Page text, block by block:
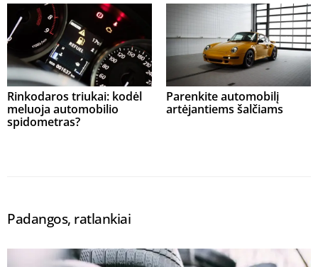
Rinkodaros triukai: kodėl
meluoja automobilio
spidometras?
Parenkite automobilį
artėjantiems šalčiams
Padangos, ratlankiai